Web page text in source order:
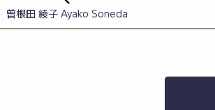
曽根田 綾子 Ayako Soneda